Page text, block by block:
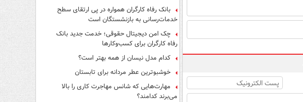
بانک رفاه کارگران همواره در پی ارتقای سطح
خدمات‌رسانی به بازنشستگان است
چک امن دیجیتال حقوقی؛ خدمت جدید بانک
رفاه کارگران برای کسب‌وکارها
کدام مدل نیسان از همه بهتر است؟
خوشبوترین عطر مردانه برای تابستان
مهارت‌هایی که شانس مهاجرت کاری را بالا
می‌برند کدامند؟